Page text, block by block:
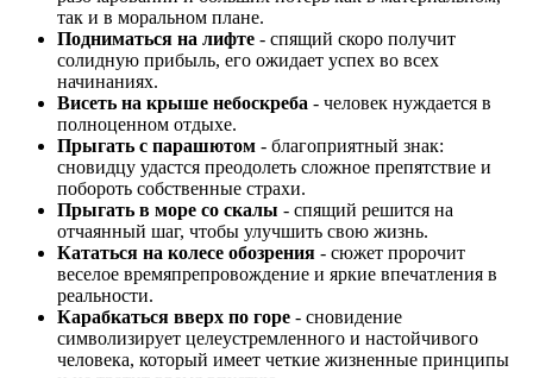
так и в моральном плане.
Подниматься на лифте - спящий скоро получит
солидную прибыль, его ожидает успех во всех
начинаниях.
Висеть на крыше небоскреба - человек нуждается в
полноценном отдыхе.
Прыгать с парашютом - благоприятный знак:
сновидцу удастся преодолеть сложное препятствие и
побороть собственные страхи.
Прыгать в море со скалы - спящий решится на
отчаянный шаг, чтобы улучшить свою жизнь.
Кататься на колесе обозрения - сюжет пророчит
веселое времяпрепровождение и яркие впечатления в
реальности.
Карабкаться вверх по горе - сновидение
символизирует целеустремленного и настойчивого
человека, который имеет четкие жизненные принципы